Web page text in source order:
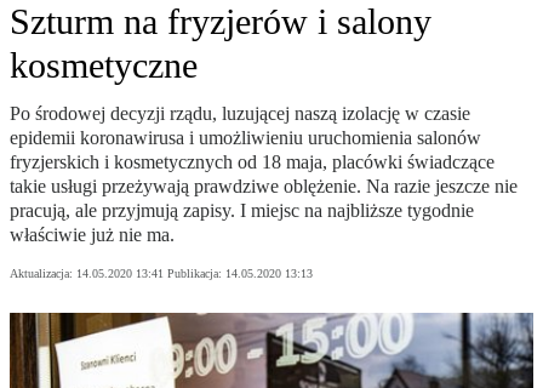
Szturm na fryzjerów i salony
kosmetyczne
Po środowej decyzji rządu, luzującej naszą izolację w czasie
epidemii koronawirusa i umożliwieniu uruchomienia salonów
fryzjerskich i kosmetycznych od 18 maja, placówki świadczące
takie usługi przeżywają prawdziwe oblężenie. Na razie jeszcze nie
pracują, ale przyjmują zapisy. I miejsc na najbliższe tygodnie
właściwie już nie ma.
Aktualizacja: 14.05.2020 13:41 Publikacja: 14.05.2020 13:13